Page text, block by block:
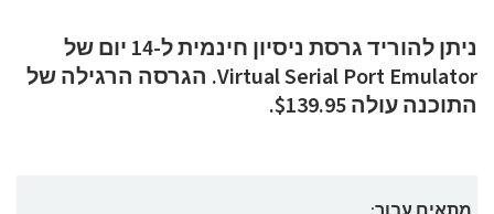
ניתן להוריד גרסת ניסיון חינמית ל-14 יום של
Virtual Serial Port Emulator. הגרסה הרגילה של
התוכנה עולה $139.95.